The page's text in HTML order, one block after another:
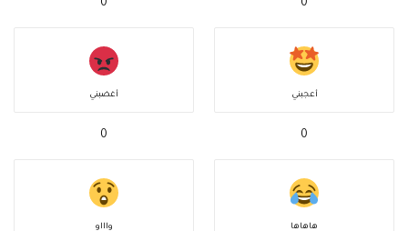
0
0
أعجبني
0
أغضبني
0
هاهاها واااو